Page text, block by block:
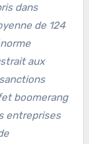
dans
de 124
aux
boomerang
entreprises